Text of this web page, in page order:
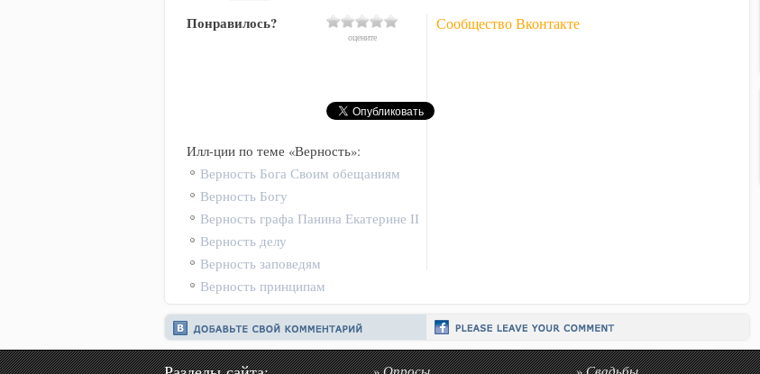
Сообщество Вконтакте
Понравилось?
оцените
Илл-ции по теме «Верность»:
Верность Бога Своим обещаниям
Верность Богу
Верность графа Панина Екатерине II
Верность делу
Верность заповедям
Верность принципам
Опросы Свадьбы